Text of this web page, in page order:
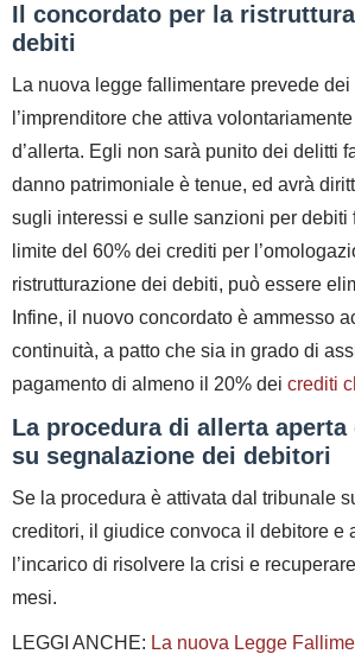
Il concordato per la
debiti
La nuova legge fallimentare prevede dei
l’imprenditore che attiva
d’allerta. Egli non sarà punito dei delitti
danno patrimoniale è tenue, ed avrà
sugli interessi e sulle sanzioni per debiti
limite del 60% dei crediti per
ristrutturazione dei debiti, può essere
Infine, il nuovo concordato è ammesso
continuità, a patto che sia in grado di
pagamento di almeno il 20% dei crediti
La procedura di allerta aperta
su segnalazione dei debitori
Se la procedura è attivata dal tribunale
creditori, il giudice convoca il debitore e
l’incarico di risolvere la crisi e recuperare
mesi.
LEGGI ANCHE: La nuova Legge